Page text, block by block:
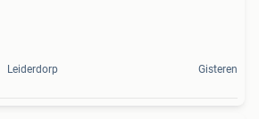
Leiderdorp Gisteren